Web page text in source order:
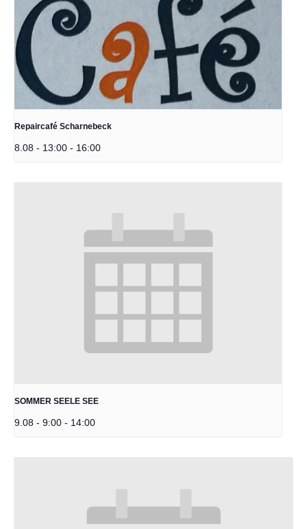
Repaircafé Scharnebeck
8.08 - 13:00 - 16:00
SOMMER SEELE SEE
9.08 - 9:00 - 14:00